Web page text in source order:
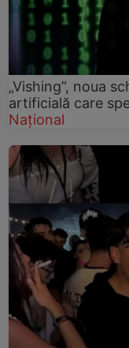
„Vishing”, noua
artificială care
Național